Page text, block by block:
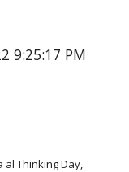
9:25:17 PM
Thinking Day,